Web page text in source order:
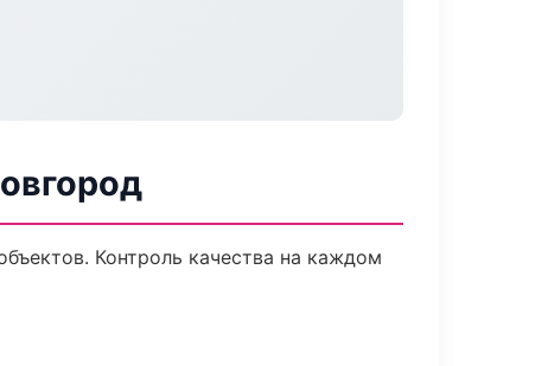
Контроль качества на каждом